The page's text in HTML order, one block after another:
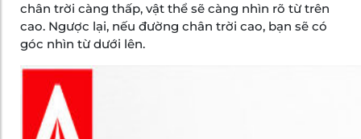
chân trời càng thấp, vật thể sẽ càng nhìn rõ từ trên
cao. Ngược lại, nếu đường chân trời cao, bạn sẽ có
góc nhìn từ dưới lên.